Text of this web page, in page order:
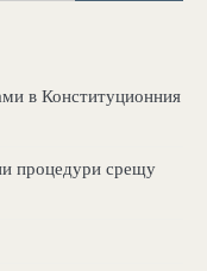
в Конституционния
процедури срещу